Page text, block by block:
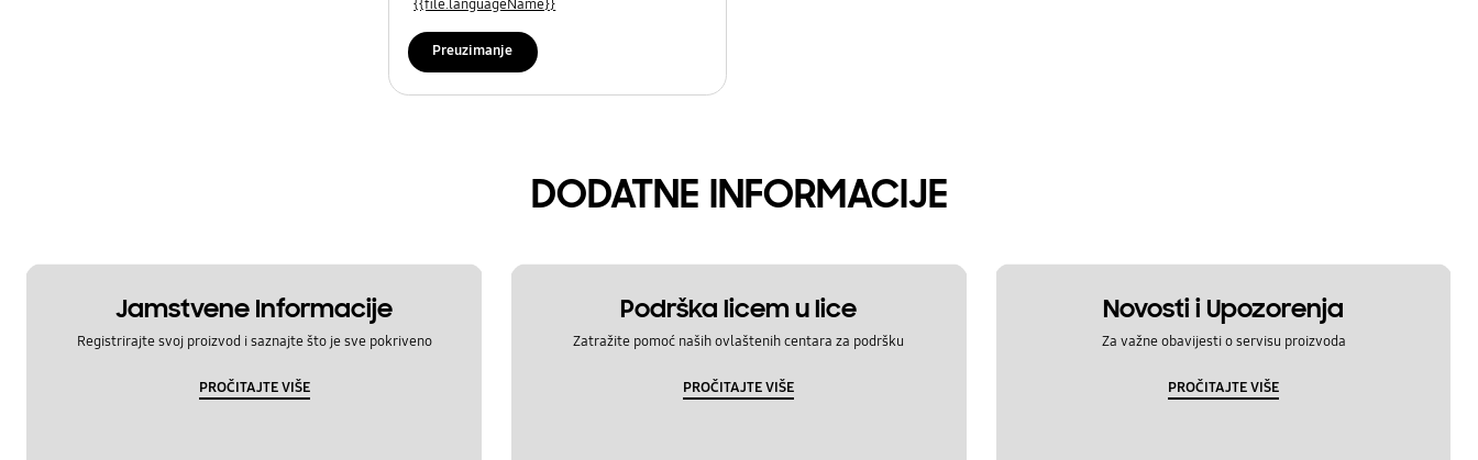
{{file.languageName}}
Preuzimanje
DODATNE INFORMACIJE
Jamstvene Informacije
Registrirajte svoj proizvod i saznajte što je sve pokriveno
PROČITAJTE VIŠE
Podrška licem u lice
Zatražite pomoć naših ovlaštenih centara za podršku
PROČITAJTE VIŠE
Novosti i Upozorenja
Za važne obavijesti o servisu proizvoda
PROČITAJTE VIŠE